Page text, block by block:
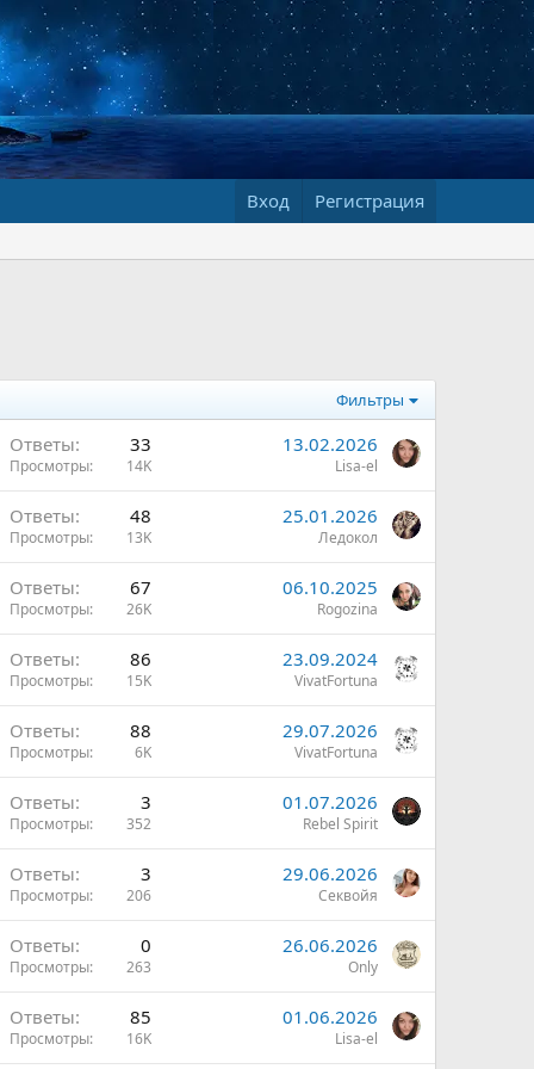
Вход Регистрация
Фильтры
Ответы 33
Просмотры 14K
13.02.2026
Lisa-el
Ответы 48
Просмотры 13K
25.01.2026
Ледокол
Ответы 67
Просмотры 26K
06.10.2025
Rogozina
Ответы 86
Просмотры 15K
23.09.2024
VivatFortuna
Ответы 88
Просмотры 6K
29.07.2026
VivatFortuna
Ответы 3
Просмотры 352
01.07.2026
Rebel Spirit
Ответы 3
Просмотры 206
29.06.2026
Секвойя
Ответы 0
Просмотры 263
26.06.2026
Only
Ответы 85
Просмотры 16K
01.06.2026
Lisa-el